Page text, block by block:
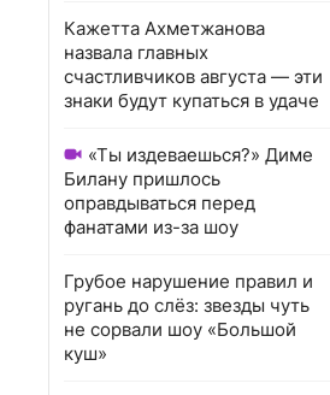
Кажетта Ахметжанова
назвала главных
счастливчиков августа — эти
знаки будут купаться в удаче
«Ты издеваешься?» Диме
Билану пришлось
оправдываться перед
фанатами из-за шоу
Грубое нарушение правил и
ругань до слёз: звезды чуть
не сорвали шоу «Большой
куш»